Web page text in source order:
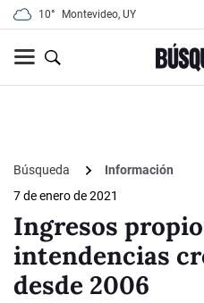
10° Montevideo, UY
Búsqueda
Información
7 de enero de 2021
Ingresos
intendencias
desde 2006